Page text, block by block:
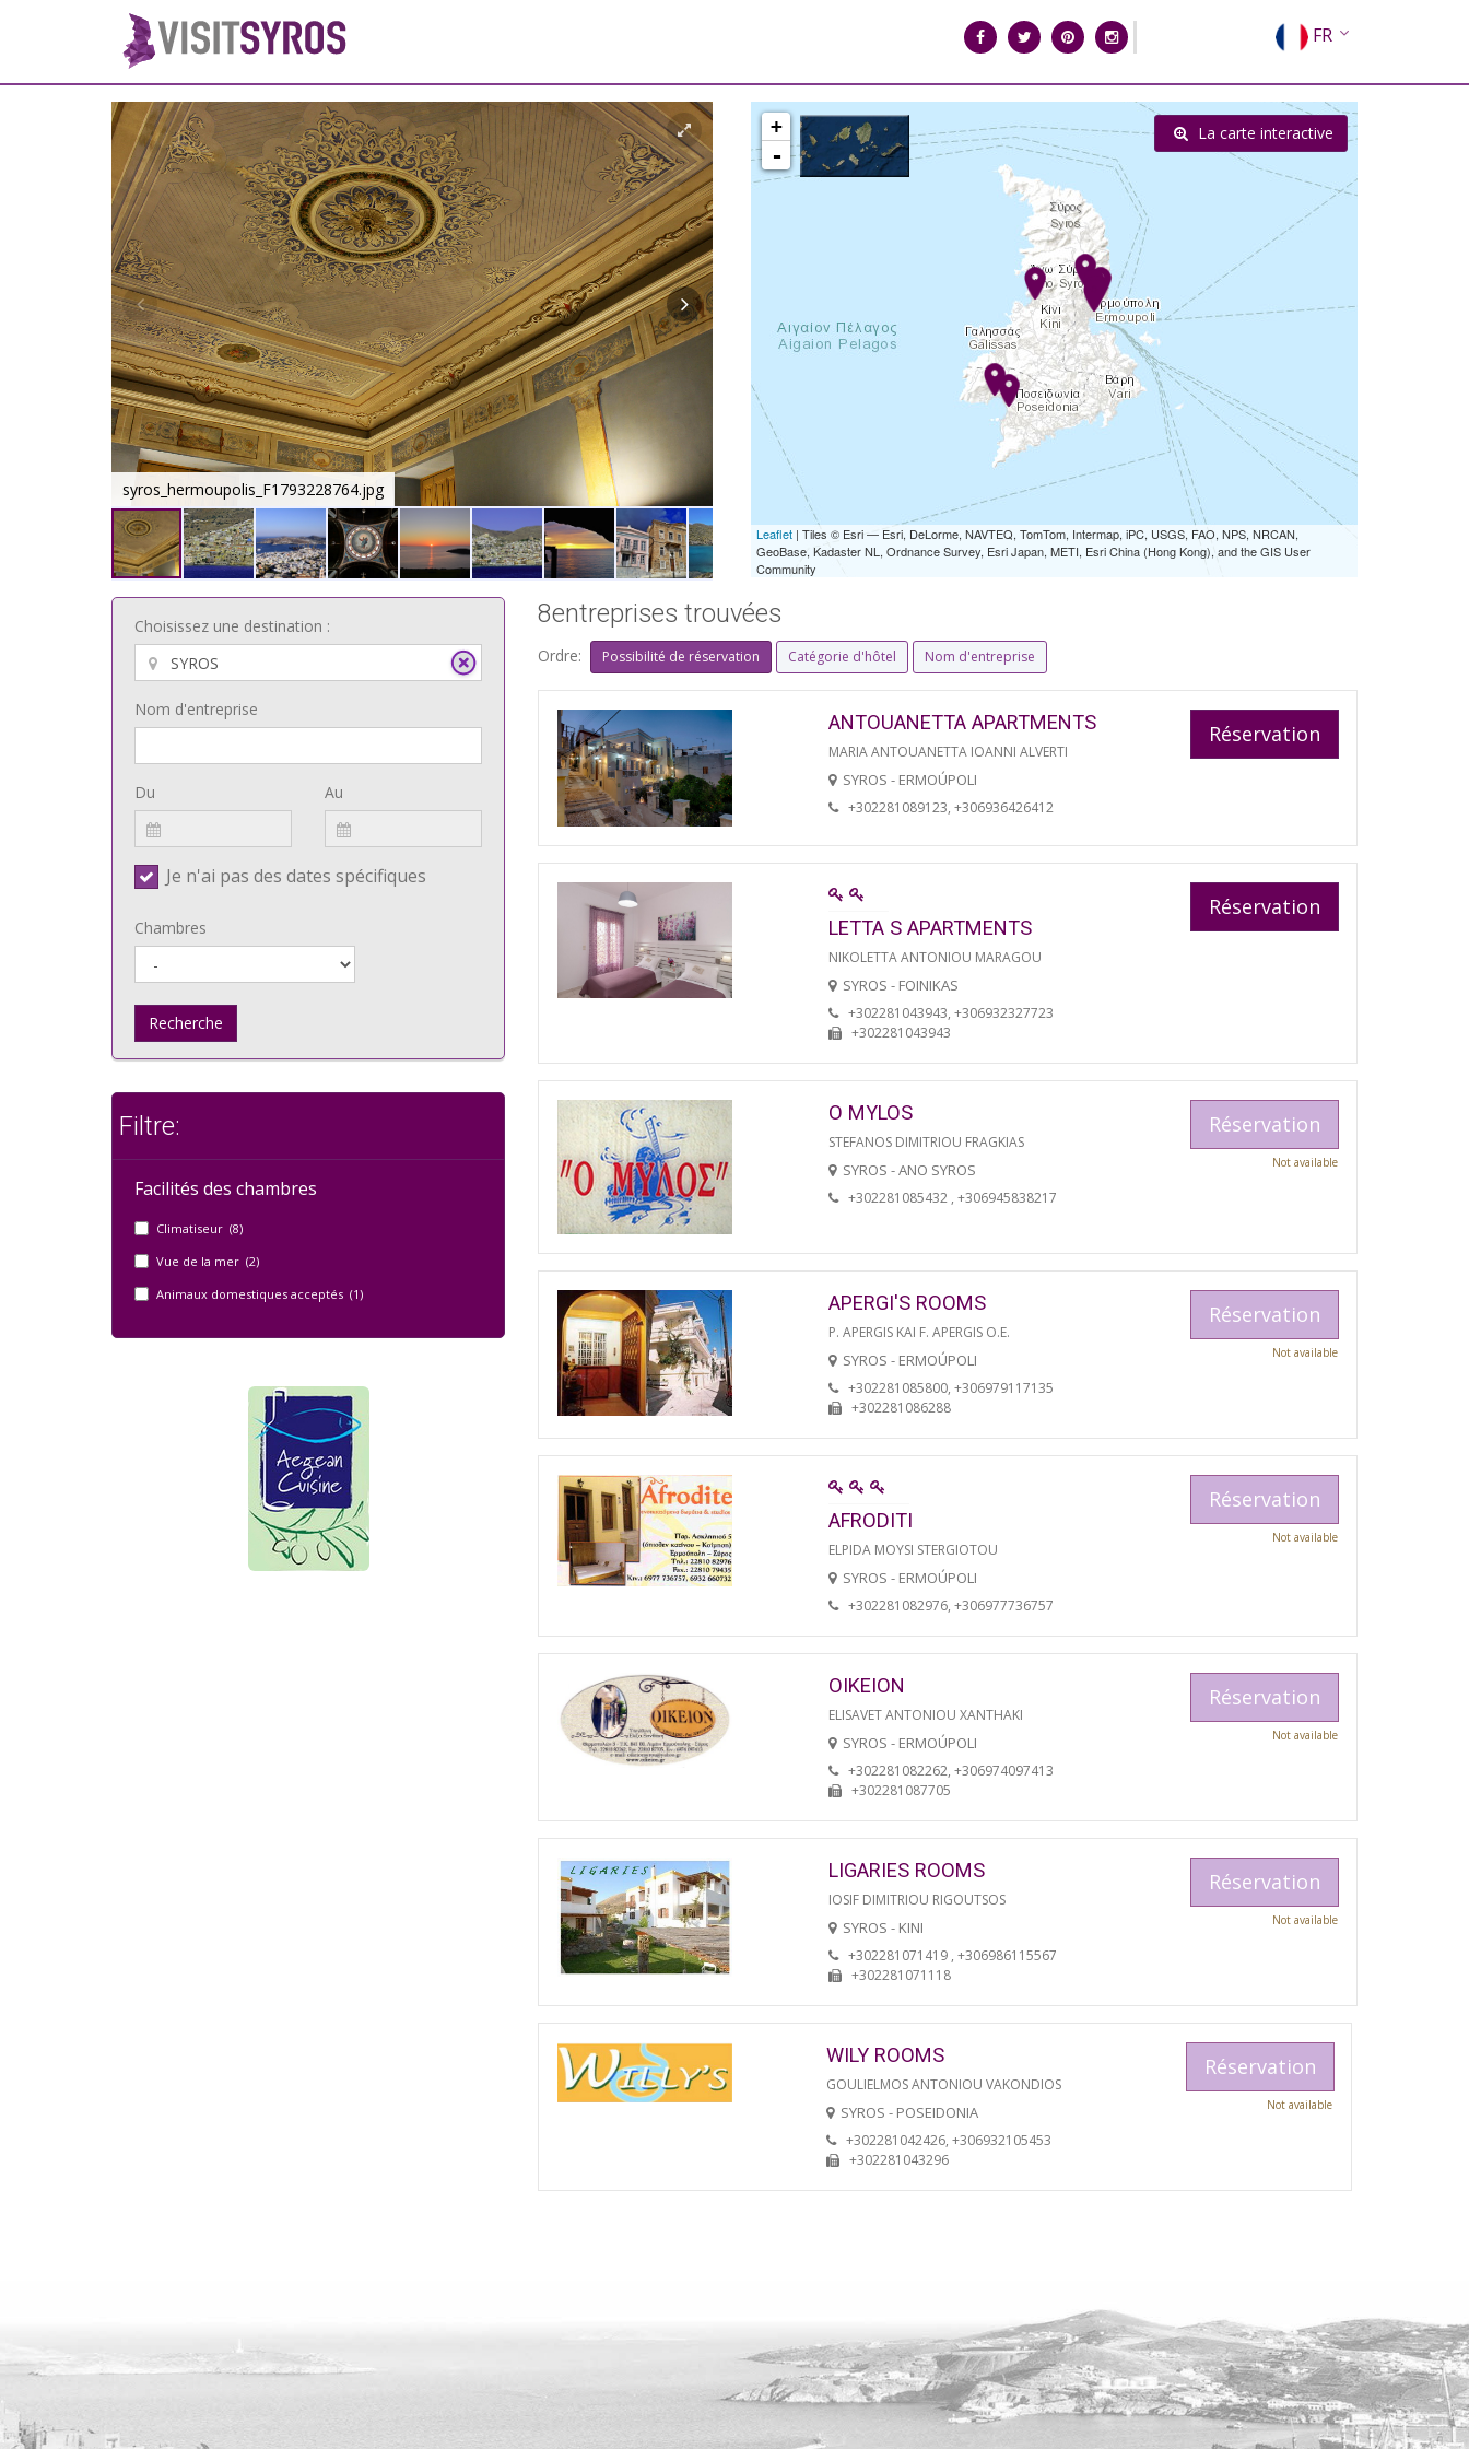
FR
EN
EL
RU
syros_hermoupolis_F1793228764.jpg syros_vaporia_F268133321.jpg
+
-
Leaflet | Tiles © Esri — Esri, DeLorme, NAVTEQ, TomTom, Intermap, iPC, USGS, FAO, NPS, NRCAN,
GeoBase, Kadaster NL, Ordnance Survey, Esri Japan, METI, Esri China (Hong Kong), and the GIS User
Community
La carte interactive
Choisissez une destination :
Nom d'entreprise
Du Au
Je n'ai pas des dates spécifiques
Chambres
Recherche
Filtre:
Facilités des chambres
Climatiseur (8)
Vue de la mer (2)
Animaux domestiques acceptés (1)
8entreprises trouvées
Ordre: Possibilité de réservation Catégorie d'hôtel Nom d'entreprise
ANTOUANETTA APARTMENTS
MARIA ANTOUANETTA IOANNI ALVERTI
SYROS - ERMOÚPOLI
+302281089123, +306936426412
Réservation
LETTA S APARTMENTS
NIKOLETTA ANTONIOU MARAGOU
SYROS - FOINIKAS
+302281043943, +306932327723
+302281043943
Réservation
O MYLOS
STEFANOS DIMITRIOU FRAGKIAS
SYROS - ANO SYROS
+302281085432 , +306945838217
Réservation
Not available
APERGI'S ROOMS
P. APERGIS KAI F. APERGIS O.E.
SYROS - ERMOÚPOLI
+302281085800, +306979117135
+302281086288
Réservation
Not available
AFRODITI
ELPIDA MOYSI STERGIOTOU
SYROS - ERMOÚPOLI
+302281082976, +306977736757
Réservation
Not available
OIKEION
ELISAVET ANTONIOU XANTHAKI
SYROS - ERMOÚPOLI
+302281082262, +306974097413
+302281087705
Réservation
Not available
LIGARIES ROOMS
IOSIF DIMITRIOU RIGOUTSOS
SYROS - KINI
+302281071419 , +306986115567
+302281071118
Réservation
Not available
WILY ROOMS
GOULIELMOS ANTONIOU VAKONDIOS
SYROS - POSEIDONIA
+302281042426, +306932105453
+302281043296
Réservation
Not available